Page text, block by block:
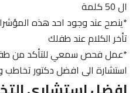
*ينصح عند وجود احد هذه
تأخر الكلام عند طفلك
*عمل فحص سمعي للتأكد من طفلك
استشارة الى افضل دكتور تخاطب